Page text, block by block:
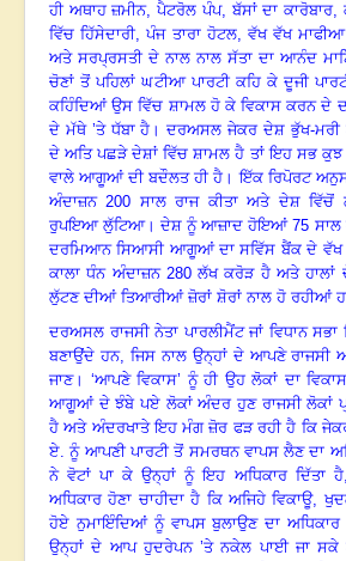
ਹੀ ਅਥਾਹ ਜ਼ਮੀਨ,ਪੈਟਰੋਲ ਪੰਪ, ਬੱਸਾਂ ਦਾ ਕਾਰੋਬਾਰ,
ਵਿੱਚ ਹਿੱਸੇਦਾਰੀ,ਪੰਜ ਤਾਰਾ ਹੋਟਲ,ਵੱਖ ਵੱਖ ਮਾਫੀਆ
ਅਤੇ ਸਰਪ੍ਰਸਤੀ ਦੇ ਨਾਲ ਨਾਲ ਸੱਤਾ ਦਾ ਆਨੰਦ
ਚੋਣਾਂ ਤੋਂ ਪਹਿਲਾਂ ਘਟੀਆ ਪਾਰਟੀ ਕਹਿ ਕੇ ਦੂਜੀ
ਕਹਿੰਦਿਆਂ ਉਸ ਵਿੱਚ ਸ਼ਾਮਲ ਹੋ ਕੇ ਵਿਕਾਸ ਕਰਨ ਦੇ
ਦੇ ਮੱਥੇ ’ਤੇ ਧੱਬਾ ਹੈ ।ਦਰਅਸਲ ਜੇਕਰ ਦੇਸ਼ ਭੁੱਖ-ਮਰੀ
ਦੇ ਅਤਿ ਪਛੜੇ ਦੇਸ਼ਾਂ ਵਿੱਚ ਸ਼ਾਮਲ ਹੈ ਤਾਂ ਇਹ ਸਭ
ਵਾਲੇ ਆਗੂਆਂ ਦੀ ਬਦੌਲਤ ਹੀ ਹੈ ।ਇੱਕ ਰਿਪੋਰਟ
ਅੰਦਾਜ਼ਨ200 ਸਾਲ ਰਾਜ ਕੀਤਾ ਅਤੇ ਦੇਸ਼ ਵਿੱਚੋਂ
ਰੁਪਇਆ ਲੁੱਟਿਆ।ਦੇਸ਼ ਨੂੰ ਆਜ਼ਾਦ ਹੋਇਆਂ75
ਦਰਮਿਆਨ ਸਿਆਸੀ ਆਗੂਆਂ ਦਾ ਸਵਿੱਸ ਬੈਂਕ ਦੇ ਵੱਖ
ਕਾਲਾ ਧੰਨ ਅੰਦਾਜ਼ਨ 280ਲੱਖ ਕਰੋੜ ਹੈ ਅਤੇ ਹਾਲਾਂ
ਲੁੱਟਣ ਦੀਆਂ ਤਿਆਰੀਆਂ ਜ਼ੋਰਾਂ ਸ਼ੋਰਾਂ ਨਾਲ ਹੋ ਰਹੀਆਂ
ਦਰਅਸਲ ਰਾਜਸੀ ਨੇਤਾ ਪਾਰਲੀਮੈਂਟ ਜਾਂ ਵਿਧਾਨ
ਬਣਾਉਂਦੇ ਹਨ, ਜਿਸ ਨਾਲ ਉਨ੍ਹਾਂ ਦੇ ਆਪਣੇ ਰਾਜਸੀ
ਜਾਣ। ‘ਆਪਣੇ ਵਿਕਾਸ’ ਨੂੰ ਹੀ ਉਹ ਲੋਕਾਂ ਦਾ
ਆਗੂਆਂ ਦੇ ਝੰਬੇ ਪਏ ਲੋਕਾਂ ਅੰਦਰ ਹੁਣ ਰਾਜਸੀ ਲੋਕਾਂ
ਹੈ ਅਤੇ ਅੰਦਰਖਾਤੇ ਇਹ ਮੰਗ ਜ਼ੋਰ ਫੜ ਰਹੀ ਹੈ ਕਿ
ਏ. ਨੂੰ ਆਪਣੀ ਪਾਰਟੀ ਤੋਂ ਸਮਰਥਨ ਵਾਪਸ ਲੈਣ ਦਾ
ਨੇ ਵੋਟਾਂ ਪਾ ਕੇ ਉਨ੍ਹਾਂ ਨੂੰ ਇਹ ਅਧਿਕਾਰ ਦਿੱਤਾ ਹੈ
ਅਧਿਕਾਰ ਹੋਣਾ ਚਾਹੀਦਾ ਹੈ ਕਿ ਅਜਿਹੇ ਵਿਕਾਊ,
ਹੋਏ ਨੁਮਾਇੰਦਿਆਂ ਨੂੰ ਵਾਪਸ ਬੁਲਾਉਣ ਦਾ
ਉਨ੍ਹਾਂ ਦੇ ਆਪ ਹੁਦਰੇਪਨ ’ਤੇ ਨਕੇਲ ਪਾਈ ਜਾ